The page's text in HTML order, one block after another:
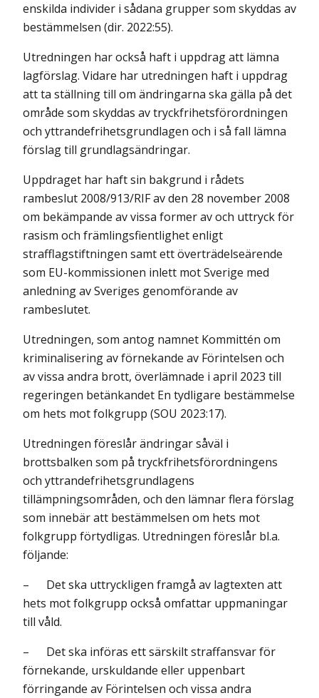
enskilda individer i sådana grupper som skyddas av
bestämmelsen (dir. 2022:55).
Utredningen har också haft i uppdrag att lämna
lagförslag. Vidare har utredningen haft i uppdrag
att ta ställning till om ändringarna ska gälla på det
område som skyddas av tryckfrihetsförordningen
och yttrandefrihetsgrund­lagen och i så fall lämna
förslag till grundlagsändringar.
Uppdraget har haft sin bakgrund i rådets
rambeslut 2008/913/RIF av den 28 november 2008
om bekämpande av vissa former av och uttryck för
rasism och främlingsfientlighet enligt
strafflagstiftningen samt ett överträdelseärende
som EU-kommissionen inlett mot Sverige med
anledning av Sveriges genomförande av
rambeslutet.
Utredningen, som antog namnet Kommittén om
kriminalisering av förnekande av Förintelsen och
av vissa andra brott, överlämnade i april 2023 till
regeringen betänkandet En tydligare bestämmelse
om hets mot folkgrupp (SOU 2023:17).
Utredningen föreslår ändringar såväl i
brottsbalken som på tryckfrihets­förordningens
och yttrandefrihetsgrundlagens
tillämpningsområden, och den lämnar flera förslag
som innebär att bestämmelsen om hets mot
folkgrupp förtydligas. Utredningen föreslår bl.a.
följande:
– Det ska uttryckligen framgå av lagtexten att
hets mot folkgrupp också omfattar uppmaningar
till våld.
– Det ska införas ett särskilt straffansvar för
förnekande, urskuldande eller uppenbart
förringande av Förintelsen och vissa andra